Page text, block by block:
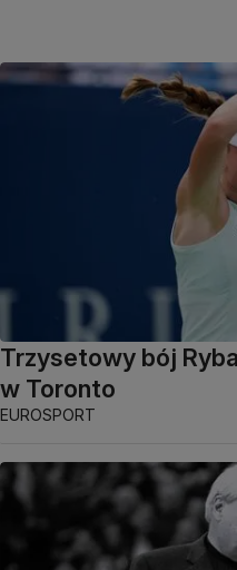
Trzysetowy bój
w Toronto
EUROSPORT